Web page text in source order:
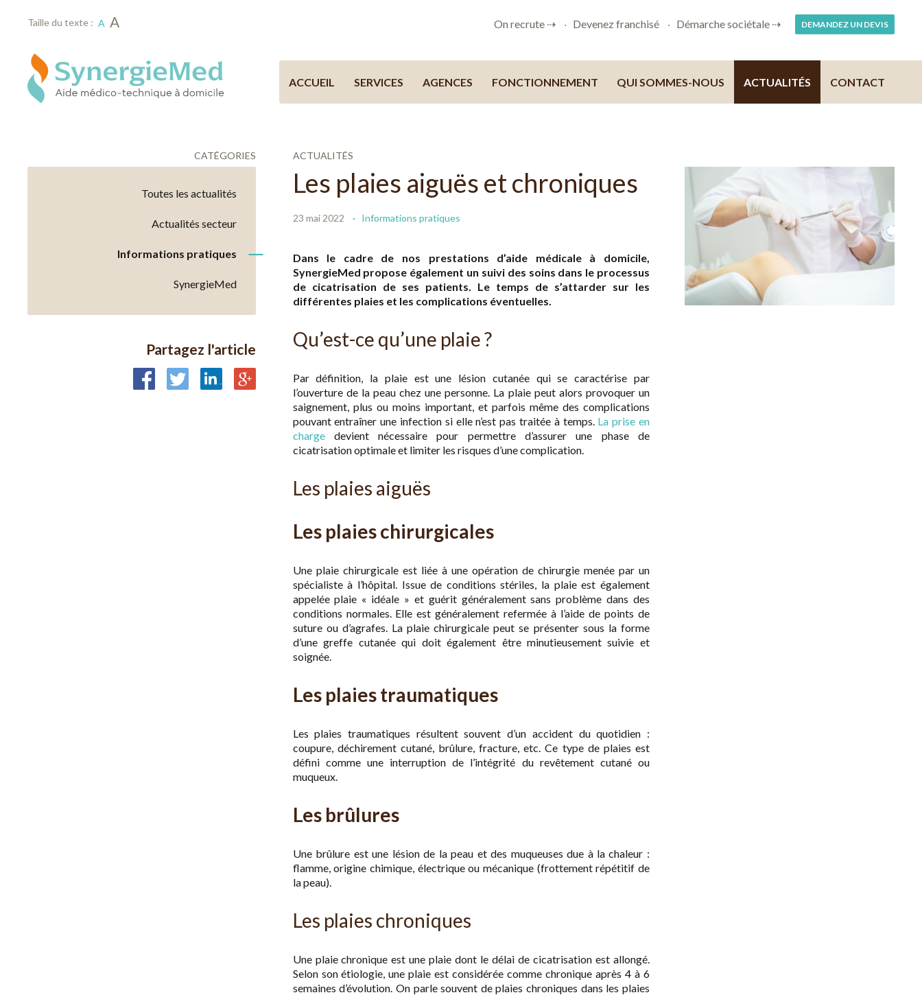
DEMANDEZ UN DEVIS
On recrute ⇢ Devenez franchisé Démarche sociétale ⇢
ACCUEIL SERVICES AGENCES FONCTIONNEMENT QUI SOMMES-NOUS ACTUALITÉS CONTACT
Taille du texte : A A
CATÉGORIES
Toutes les actualités
Actualités secteur
Informations pratiques
SynergieMed
Partagez l'article
ACTUALITÉS
Les plaies aiguës et chroniques
23 mai 2022 Informations pratiques
Dans le cadre de nos prestations d’aide médicale à domicile,
SynergieMed propose également un suivi des soins dans le processus
de cicatrisation de ses patients. Le temps de s’attarder sur les
différentes plaies et les complications éventuelles.
Qu’est-ce qu’une plaie ?
Par définition, la plaie est une lésion cutanée qui se caractérise par
l’ouverture de la peau chez une personne. La plaie peut alors provoquer un
saignement, plus ou moins important, et parfois même des complications
pouvant entraîner une infection si elle n’est pas traitée à temps. La prise en
chargedevient nécessaire pour permettre d’assurer une phase de
cicatrisation optimale et limiter les risques d’une complication.
Les plaies aiguës
Les plaies chirurgicales
Une plaie chirurgicale est liée à une opération de chirurgie menée par un
spécialiste à l’hôpital. Issue de conditions stériles, la plaie est également
appelée plaie « idéale » et guérit généralement sans problème dans des
conditions normales. Elle est généralement refermée à l’aide de points de
suture ou d’agrafes. La plaie chirurgicale peut se présenter sous la forme
d’une greffe cutanée qui doit également être minutieusement suivie et
soignée.
Les plaies traumatiques
Les plaies traumatiques résultent souvent d’un accident du quotidien :
coupure, déchirement cutané, brûlure, fracture, etc. Ce type de plaies est
défini comme une interruption de l’intégrité du revêtement cutané ou
muqueux.
Les brûlures
Une brûlure est une lésion de la peau et des muqueuses due à la chaleur :
flamme, origine chimique, électrique ou mécanique (frottement répétitif de
la peau).
Les plaies chroniques
Une plaie chronique est une plaie dont le délai de cicatrisation est allongé.
Selon son étiologie, une plaie est considérée comme chronique après 4 à 6
semaines d’évolution. On parle souvent de plaies chroniques dans les plaies